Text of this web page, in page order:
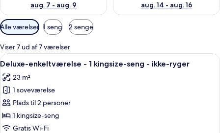
aug. 7 - aug. 9
aug. 14 - aug. 16
Tilgængelige
filtre
for
værelser
Alle værelser 1 seng 2 senge
Viser 7 ud af 7 værelser
Indlæs
alle
billeder
af
Deluxe-
enkeltværelse
-
Et hotelværelse med en seng, en
6
Deluxe-enkeltværelse - 1 kingsize-seng - ikke-ryger
23 m²
1 soveværelse
Plads til 2 personer
1 kingsize-seng
Gratis Wi-Fi